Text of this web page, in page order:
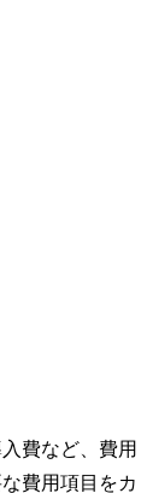
費など、費用
費用項目をカ